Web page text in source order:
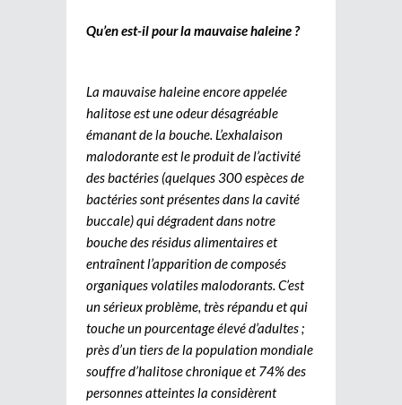
Qu’en est-il pour la mauvaise haleine ?
La mauvaise haleine encore appelée
halitose est une odeur désagréable
émanant de la bouche. L’exhalaison
malodorante est le produit de l’activité
des bactéries (quelques 300 espèces de
bactéries sont présentes dans la cavité
buccale) qui dégradent dans notre
bouche des résidus alimentaires et
entraînent l’apparition de composés
organiques volatiles malodorants. C’est
un sérieux problème, très répandu et qui
touche un pourcentage élevé d’adultes ;
près d’un tiers de la population mondiale
souffre d’halitose chronique et 74% des
personnes atteintes la considèrent